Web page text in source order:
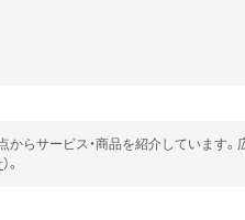
からサービス・商品を紹介しています
）。